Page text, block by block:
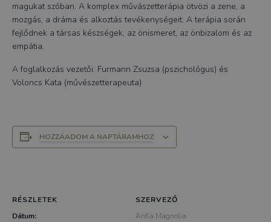
magukat szóban. A komplex művászetterápia ötvözi a zene, a
mozgás, a dráma és alkoztás tevékenységeit. A terápia során
fejlődnek a társas készségek, az önismeret, az önbizalom és az
empátia.
A foglalkozás vezetői: Furmann Zsuzsa (pszichológus) és
Voloncs Kata (művészetterapeuta)
HOZZÁADOM A NAPTÁRAMHOZ
RÉSZLETEK
Dátum:
SZERVEZŐ
AnKa Magnolia